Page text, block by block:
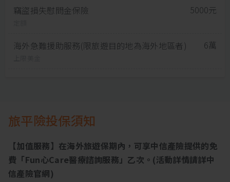
竊盜損失慰問金保險 5000元
海外急難援助服務(限旅遊目的地為海外地區者) 6萬
旅平險投保須知
【加值服務】在海外旅遊保期內，可享中信產險提供的免
費「Fun心Care醫療諮詢服務」乙次。(活動詳情請詳中
信產險官網)